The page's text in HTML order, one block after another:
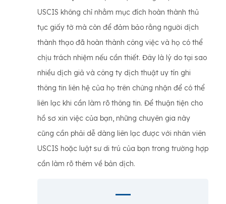
USCIS không chỉ nhằm mục đích hoàn thành thủ
tục giấy tờ mà còn để đảm bảo rằng người dịch
thành thạo đã hoàn thành công việc và họ có thể
chịu trách nhiệm nếu cần thiết. Đây là lý do tại sao
nhiều dịch giả và công ty dịch thuật uy tín ghi
thông tin liên hệ của họ trên chứng nhận để có thể
liên lạc khi cần làm rõ thông tin. Để thuận tiện cho
hồ sơ xin việc của bạn, những chuyên gia này
cũng cần phải dễ dàng liên lạc được với nhân viên
USCIS hoặc luật sư di trú của bạn trong trường hợp
cần làm rõ thêm về bản dịch.